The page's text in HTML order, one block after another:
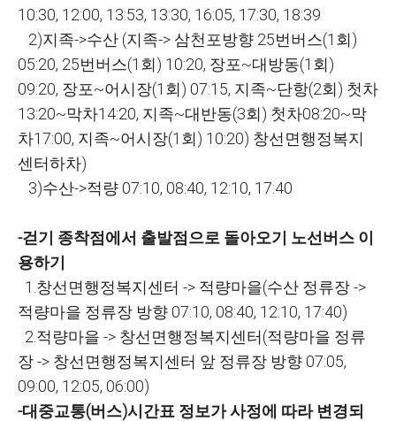
10:30, 12:00, 13:53, 13:30, 16:05, 17:30, 18:39
2)지족->수산 (지족-> 삼천포방향 25번버스(1회)
05:20, 25번버스(1회) 10:20, 장포~대방동(1회)
09:20, 장포~어시장(1회) 07:15, 지족~단항(2회) 첫차
13:20~막차14:20, 지족~대반동(3회) 첫차08:20~막
차17:00, 지족~어시장(1회) 10:20) 창선면행정복지
센터하차)
3)수산->적량 07:10, 08:40, 12:10, 17:40
-걷기 종착점에서 출발점으로 돌아오기 노선버스 이
용하기
1.창선면행정복지센터 -> 적량마을(수산 정류장 ->
적량마을 정류장 방향 07:10, 08:40, 12:10, 17:40)
2.적량마을 -> 창선면행정복지센터(적량마을 정류
장 -> 창선면행정복지센터 앞 정류장 방향 07:05,
09:00, 12:05, 06:00)
-대중교통(버스)시간표 정보가 사정에 따라 변경되